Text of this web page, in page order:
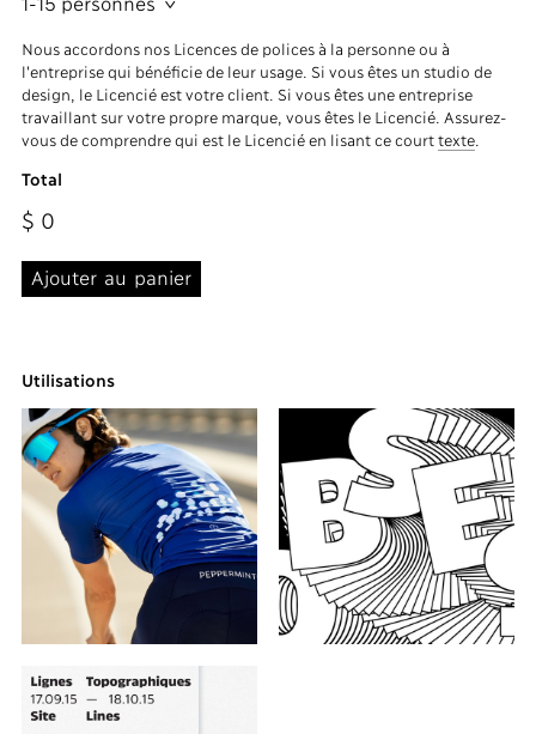
1-15 personnes
Nous accordons nos Licences de polices à la personne ou à
l'entreprise qui bénéficie de leur usage. Si vous êtes un studio de
design, le Licencié est votre client. Si vous êtes une entreprise
travaillant sur votre propre marque, vous êtes le Licencié. Assurez-
vous de comprendre qui est le Licencié en lisant ce court texte.
Total
$ 0
Utilisations